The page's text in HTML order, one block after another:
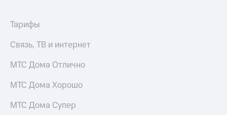
Собрания
акционеров
Личный
кабинет
акционера
Акционерный
капитал
Контроль
Тарифы
Связь, ТВ и интернет
МТС Дома Отлично
МТС Дома Хорошо
МТС Дома Супер